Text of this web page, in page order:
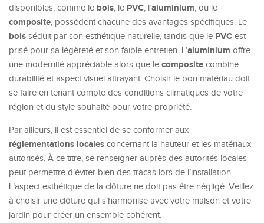
disponibles, comme le bois, le PVC, l’aluminium, ou le
composite, possèdent chacune des avantages spécifiques. Le
bois séduit par son esthétique naturelle, tandis que le PVC est
prisé pour sa légèreté et son faible entretien. L’aluminium offre
une modernité appréciable alors que le composite combine
durabilité et aspect visuel attrayant. Choisir le bon matériau doit
se faire en tenant compte des conditions climatiques de votre
région et du style souhaité pour votre propriété.
Par ailleurs, il est essentiel de se conformer aux
réglementations locales concernant la hauteur et les matériaux
autorisés. À ce titre, se renseigner auprès des autorités locales
peut permettre d’éviter bien des tracas lors de l’installation.
L’aspect esthétique de la clôture ne doit pas être négligé. Veillez
à choisir une clôture qui s’harmonise avec votre maison et votre
jardin pour créer un ensemble cohérent.